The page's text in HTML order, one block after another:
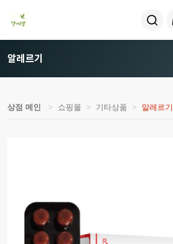
알레르기
상점 메인 쇼핑몰 기타상품 알레르기